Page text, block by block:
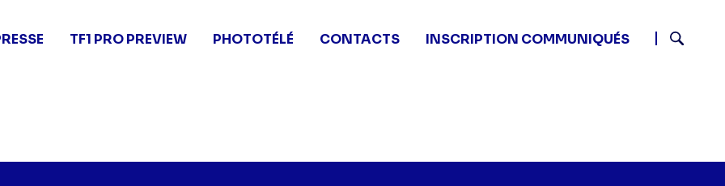
TF1 PRO PREVIEW PHOTOTÉLÉ CONTACTS
INSCRIPTION COMMUNIQUÉS